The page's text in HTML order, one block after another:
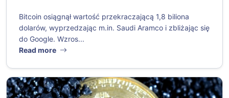
Bitcoin osiągnął wartość przekraczającą 1,8 biliona
dolarów, wyprzedzając m.in. Saudi Aramco i zbliżając się
do Google. Wzros...
Read more